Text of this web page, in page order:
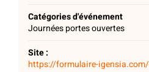
Catégories d'événement
Journées portes ouvertes
Site :
https://formulaire-